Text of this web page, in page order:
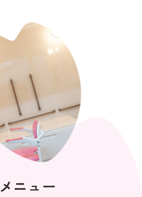
メニュー